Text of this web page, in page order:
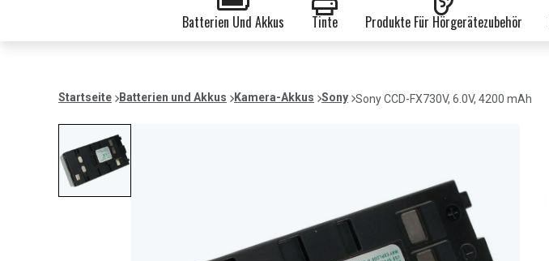
Batterien Und Akkus Tinte Produkte Für Hörgerätezubehör
Startseite Batterien und Akkus Kamera-Akkus Sony Sony CCD-FX730V, 6.0V, 4200 mAh